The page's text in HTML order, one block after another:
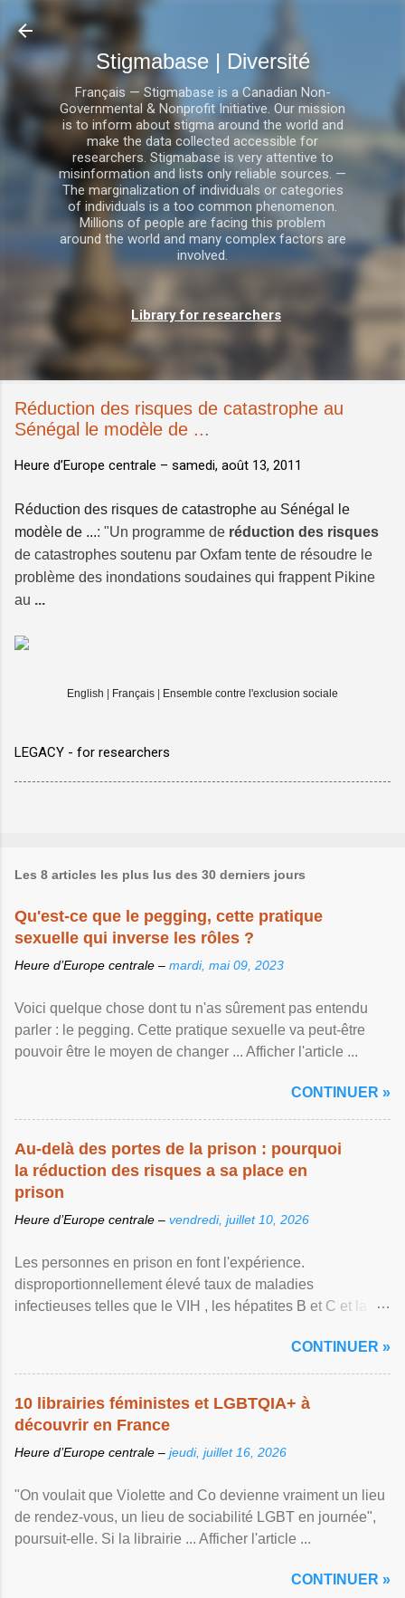
Stigmabase | Diversité
Français — Stigmabase is a Canadian Non-
Governmental & Nonprofit Initiative. Our mission
is to inform about stigma around the world and
make the data collected accessible for
researchers. Stigmabase is very attentive to
misinformation and lists only reliable sources. —
The marginalization of individuals or categories
of individuals is a too common phenomenon.
Millions of people are facing this problem
around the world and many complex factors are
involved.
Library for researchers
Réduction des risques de catastrophe au
Sénégal le modèle de ...
Heure d’Europe centrale – samedi, août 13, 2011
Réduction des risques de catastrophe au Sénégal le
modèle de ...: "Un programme de réduction des risques
de catastrophes soutenu par Oxfam tente de résoudre le
problème des inondations soudaines qui frappent Pikine
au ...
English Français Ensemble contre l'exclusion sociale
LEGACY - for researchers
Les 8 articles les plus lus des 30 derniers jours
Qu'est-ce que le pegging, cette pratique
sexuelle qui inverse les rôles ?
Heure d’Europe centrale – mardi, mai 09, 2023
Voici quelque chose dont tu n'as sûrement pas entendu
parler : le pegging. Cette pratique sexuelle va peut-être
pouvoir être le moyen de changer ... Afficher l'article ...
CONTINUER »
Au-delà des portes de la prison : pourquoi
la réduction des risques a sa place en
prison
Heure d’Europe centrale – vendredi, juillet 10, 2026
Les personnes en prison en font l'expérience.
disproportionnellement élevé taux de maladies
infectieuses telles que le VIH , les hépatites B et C et la ...
CONTINUER »
10 librairies féministes et LGBTQIA+ à
découvrir en France
Heure d’Europe centrale – jeudi, juillet 16, 2026
"On voulait que Violette and Co devienne vraiment un lieu
de rendez-vous, un lieu de sociabilité LGBT en journée",
poursuit-elle. Si la librairie ... Afficher l'article ...
CONTINUER »